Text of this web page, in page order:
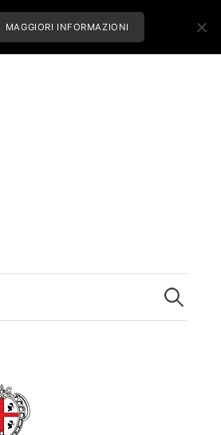
Ricerca
per:
MAGGIORI INFORMAZIONI